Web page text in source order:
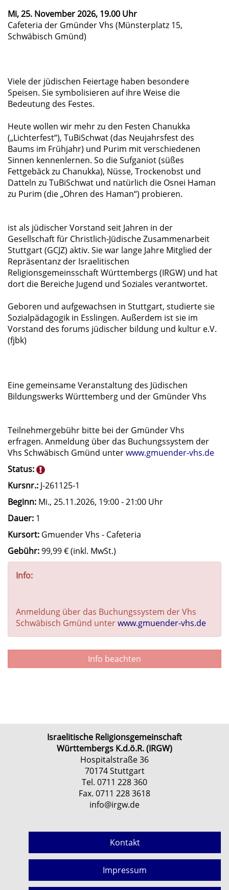
Mi, 25. November 2026, 19.00 Uhr
Cafeteria der Gmünder Vhs (Münsterplatz 15,
Schwäbisch Gmünd)
Viele der jüdischen Feiertage haben besondere
Speisen. Sie symbolisieren auf ihre Weise die
Bedeutung des Festes.
Heute wollen wir mehr zu den Festen Chanukka
(„Lichterfest“), TuBiSchwat (das Neujahrsfest des
Baums im Frühjahr) und Purim mit verschiedenen
Sinnen kennenlernen. So die Sufganiot (süßes
Fettgebäck zu Chanukka), Nüsse, Trockenobst und
Datteln zu TuBiSchwat und natürlich die Osnei Haman
zu Purim (die „Ohren des Haman“) probieren.
ist als jüdischer Vorstand seit Jahren in der
Gesellschaft für Christlich-Jüdische Zusammenarbeit
Stuttgart (GCJZ) aktiv. Sie war lange Jahre Mitglied der
Repräsentanz der Israelitischen
Religionsgemeinsschaft Württembergs (IRGW) und hat
dort die Bereiche Jugend und Soziales verantwortet.
Geboren und aufgewachsen in Stuttgart, studierte sie
Sozialpädagogik in Esslingen. Außerdem ist sie im
Vorstand des forums jüdischer bildung und kultur e.V.
(fjbk)
Eine gemeinsame Veranstaltung des Jüdischen
Bildungswerks Württemberg und der Gmünder Vhs
Teilnehmergebühr bitte bei der Gmünder Vhs
erfragen. Anmeldung über das Buchungssystem der
Vhs Schwäbisch Gmünd unterwww.gmuender-vhs.de
Status:
Kursnr.: J-261125-1
Beginn: Mi., 25.11.2026, 19:00 - 21:00 Uhr
Dauer: 1
Kursort: Gmuender Vhs - Cafeteria
Gebühr:99,99 € (inkl. MwSt.)
Info:
Anmeldung über das Buchungssystem der Vhs
Schwäbisch Gmünd unterwww.gmuender-vhs.de
Info beachten
Israelitische Religionsgemeinschaft
Württembergs K.d.ö.R. (IRGW)
Hospitalstraße 36
70174 Stuttgart
Tel. 0711 228 360
Fax. 0711 228 3618
info@irgw.de
Kontakt
Impressum